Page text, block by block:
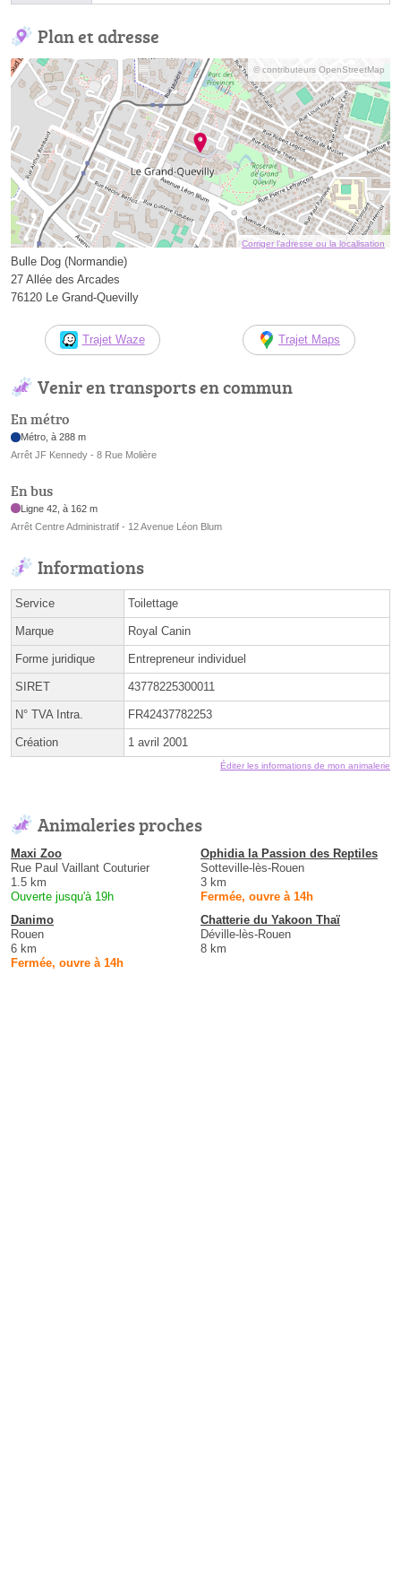
Plan et adresse
© contributeurs OpenStreetMap
Corriger l’adresse ou la localisation
Bulle Dog (Normandie)
27 Allée des Arcades
76120 Le Grand-Quevilly
Trajet Waze Trajet Maps
Venir en transports en commun
En métro
Métro, à 288 m
Arrêt JF Kennedy - 8 Rue Molière
En bus
Ligne 42, à 162 m
Arrêt Centre Administratif - 12 Avenue Léon Blum
Informations
Service Toilettage
Marque Royal Canin
Forme juridique Entrepreneur individuel
SIRET 43778225300011
N° TVA Intra. FR42437782253
Création 1 avril 2001
Éditer les informations de mon animalerie
Animaleries proches
Maxi Zoo
Rue Paul Vaillant Couturier
1.5 km
Ouverte jusqu'à 19h
Ophidia la Passion des Reptiles
Sotteville-lès-Rouen
3 km
Fermée, ouvre à 14h
Danimo
Rouen
6 km
Fermée, ouvre à 14h
Chatterie du Yakoon Thaï
Déville-lès-Rouen
8 km